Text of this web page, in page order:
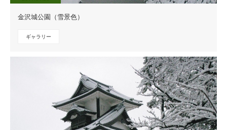
金沢城公園（雪景色）
ギャラリー